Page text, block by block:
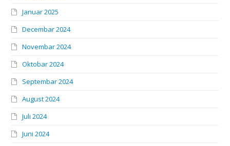
Januar 2025
Decembar 2024
Novembar 2024
Oktobar 2024
Septembar 2024
August 2024
Juli 2024
Juni 2024